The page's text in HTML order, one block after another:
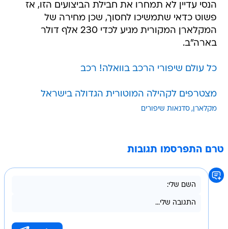
הנסי עדיין לא תמחרו את חבילת הביצועים הזו, אז
פשוט כדאי שתמשיכו לחסוך, שכן מחירה של
המקלארן המקורית מגיע לכדי 230 אלף דולר
בארה"ב.
כל עולם שיפורי הרכב בוואלה! רכב
מצטרפים לקהילה המוטורית הגדולה בישראל
מקלארן סדנאות שיפורים
טרם התפרסמו תגובות